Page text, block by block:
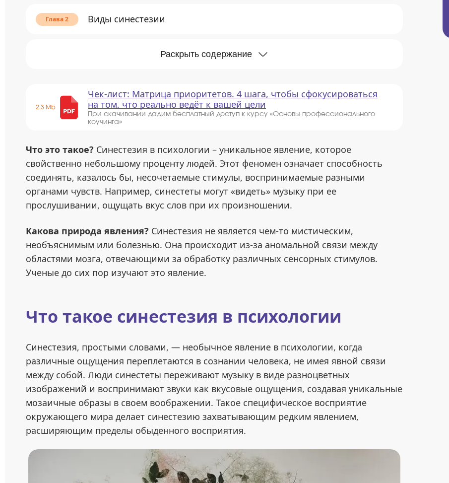
Виды синестезии
Раскрыть содержание
2.3 Mb
Чек-лист: Матрица приоритетов. 4 шага, чтобы сфокусироваться
на том, что реально ведёт к вашей цели
При скачивании дадим бесплатный доступ к курсу «Основы профессионального
коучинга»
Что это такое? Синестезия в психологии – уникальное явление, которое
свойственно небольшому проценту людей. Этот феномен означает способность
соединять, казалось бы, несочетаемые стимулы, воспринимаемые разными
органами чувств. Например, синестеты могут «видеть» музыку при ее
прослушивании, ощущать вкус слов при их произношении.
Какова природа явления? Синестезия не является чем-то мистическим,
необъяснимым или болезнью. Она происходит из-за аномальной связи между
областями мозга, отвечающими за обработку различных сенсорных стимулов.
Ученые до сих пор изучают это явление.
Что такое синестезия в психологии
Синестезия, простыми словами, — необычное явление в психологии, когда
различные ощущения переплетаются в сознании человека, не имея явной связи
между собой. Люди синестеты переживают музыку в виде разноцветных
изображений и воспринимают звуки как вкусовые ощущения, создавая уникальные
мозаичные образы в своем воображении. Такое специфическое восприятие
окружающего мира делает синестезию захватывающим редким явлением,
расширяющим пределы обыденного восприятия.